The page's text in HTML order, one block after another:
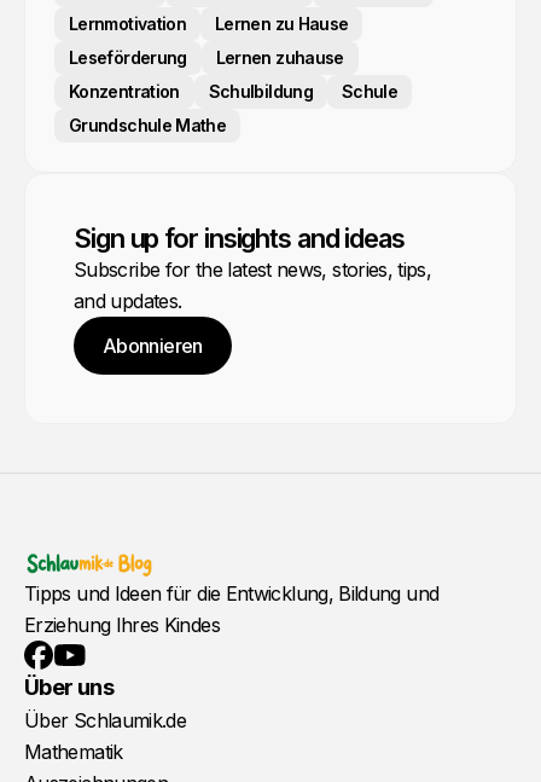
Lernmotivation
Lernen zu Hause
Leseförderung
Lernen zuhause
Konzentration
Schulbildung
Schule
Grundschule Mathe
Sign up for insights and ideas
Subscribe for the latest news, stories, tips,
and updates.
Abonnieren
Tipps und Ideen für die Entwicklung, Bildung und
Erziehung Ihres Kindes
Facebook
YouTube
Über uns
Über Schlaumik.de
Mathematik